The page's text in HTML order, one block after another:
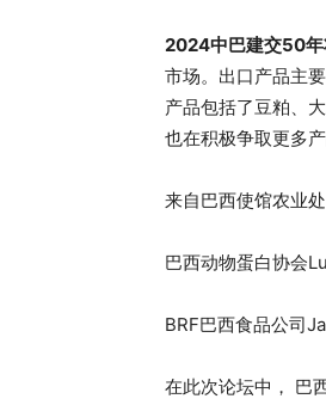
2024中巴建交50年
市场。出口产品主
产品包括了豆粕、
也在积极争取更多
来自巴西使馆农业
巴西动物蛋白协会
BRF巴西食品公司
在此次论坛中， 巴